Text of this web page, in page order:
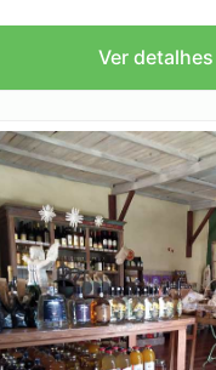
Ver detalhes